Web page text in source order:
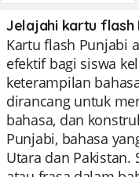
Jelajahi kartu flash
Kartu flash Punjabi
efektif bagi siswa
keterampilan
dirancang untuk
bahasa, dan
Punjabi, bahasa
Utara dan Pakistan.